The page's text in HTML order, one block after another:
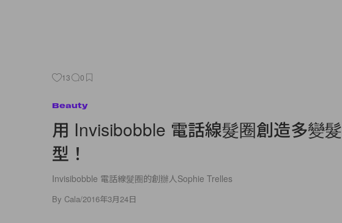
13 0
Beauty
用 Invisibobble 電話線髮圈創造多變髮
型！
Invisibobble 電話線髮圈的創辦人Sophie Trelles
By Cala/2016年3月24日